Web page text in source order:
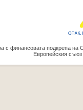
с финансовата подкрепа на
Европейския